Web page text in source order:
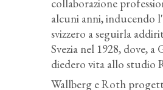
collaborazione
alcuni anni, inducendo
svizzero a seguirla
Svezia nel 1928, dove, a
diedero vita allo studio
Wallberg e Roth